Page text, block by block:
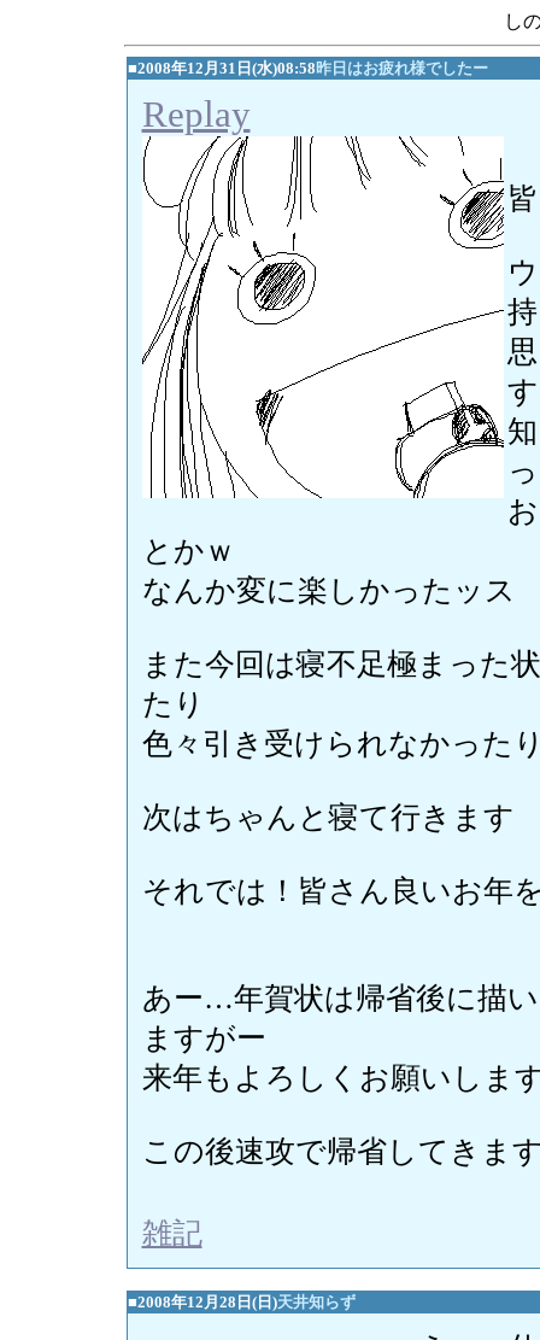
し
■2008年12月31日(水)08:58昨日はお疲れ様でしたー
Replay
す
とかｗ
なんか変に楽しかったッス
また今回は寝不足極まった
たり
色々引き受けられなかった
次はちゃんと寝て行きます
それでは！皆さん良いお年
あー…年賀状は帰省後に描
ますがー
来年もよろしくお願いしま
この後速攻で帰省してきま
雑記
■2008年12月28日(日)天井知らず